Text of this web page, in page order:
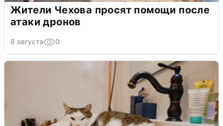
Жители Чехова просят помощи после
атаки дронов
8 августа 0